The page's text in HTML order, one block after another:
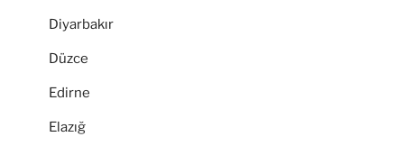
Diyarbakır
Düzce
Edirne
Elazığ